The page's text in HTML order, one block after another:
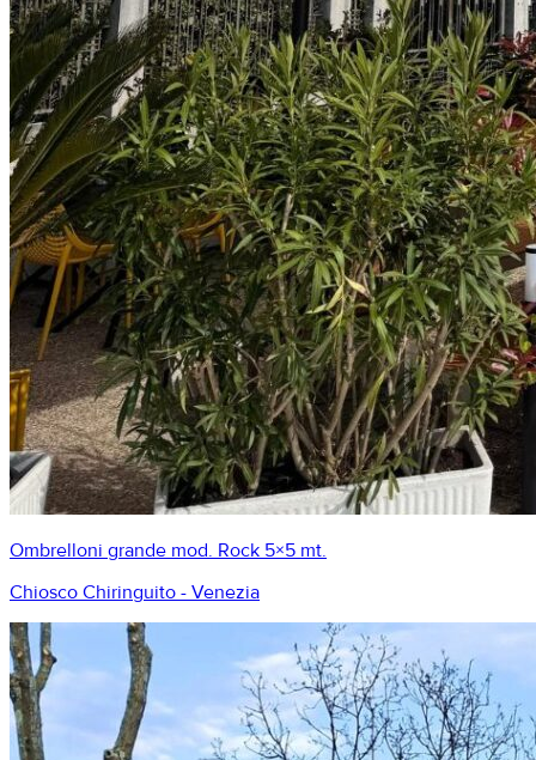
Ombrelloni grande mod. Rock 5×5 mt.
Chiosco Chiringuito - Venezia